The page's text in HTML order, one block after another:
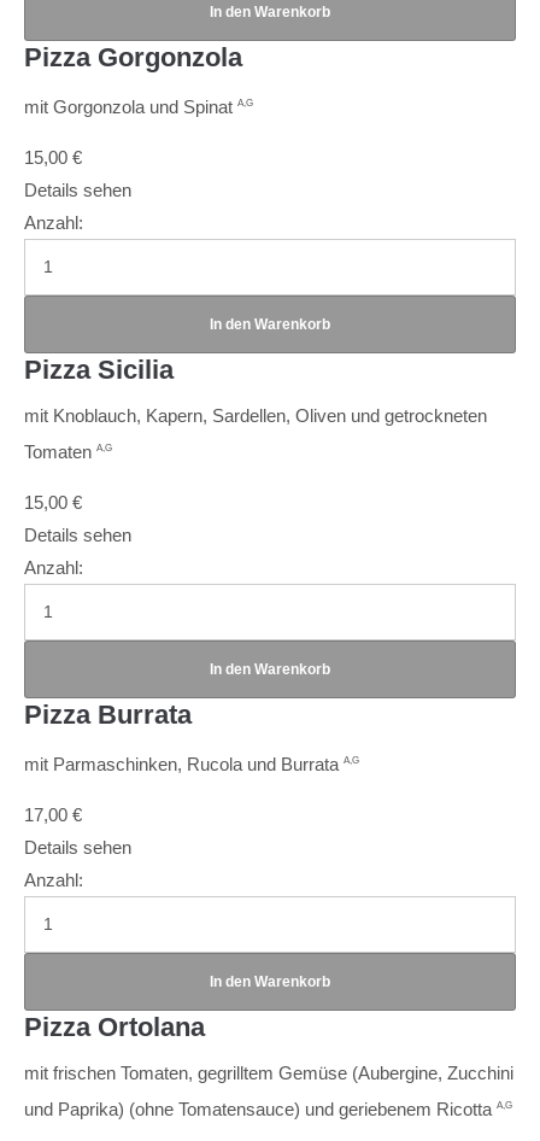
Pizza Gorgonzola
mit Gorgonzola und Spinat A,G
15,00 €
Details sehen
Anzahl:
Pizza Sicilia
mit Knoblauch, Kapern, Sardellen, Oliven und getrockneten
Tomaten A,G
15,00 €
Details sehen
Anzahl:
Pizza Burrata
mit Parmaschinken, Rucola und Burrata A,G
17,00 €
Details sehen
Anzahl:
Pizza Ortolana
mit frischen Tomaten, gegrilltem Gemüse (Aubergine, Zucchini
und Paprika) (ohne Tomatensauce) und geriebenem Ricotta A,G